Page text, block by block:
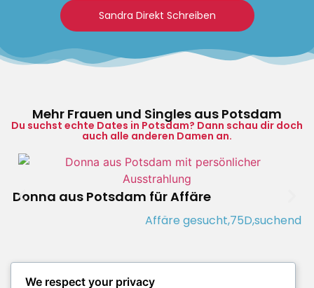
Sandra Direkt Schreiben
Mehr Frauen und Singles aus Potsdam
Du suchst echte Dates in Potsdam? Dann schau dir doch
auch alle anderen Damen an.
Donna aus Potsdam für Affäre
suchend
75D,
Affäre gesucht,
We respect your privacy